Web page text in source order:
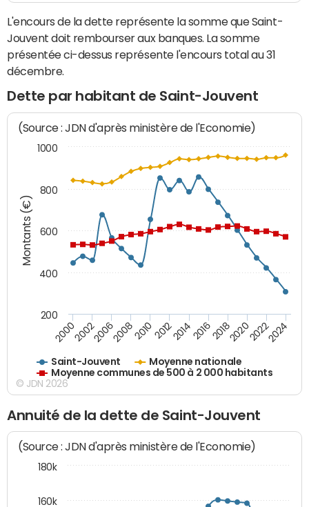
L'encours de la dette représente la somme que Saint-
Jouvent doit rembourser aux banques. La somme
présentée ci-dessus représente l'encours total au 31
décembre.
Dette par habitant de Saint-Jouvent
Montants (€)
(Source : JDN d'après ministère de l'Economie)
Saint-Jouvent
Moyenne nationale
Moyenne communes de 500 à 2 000 habitants
200020022006200820102012201420162018202020222024
200
400
600
800
1000
© JDN 2026
Annuité de la dette de Saint-Jouvent
(Source : JDN d'après ministère de l'Economie)
160k
180k